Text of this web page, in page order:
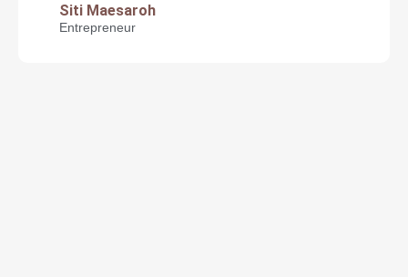
Siti Maesaroh
Entrepreneur